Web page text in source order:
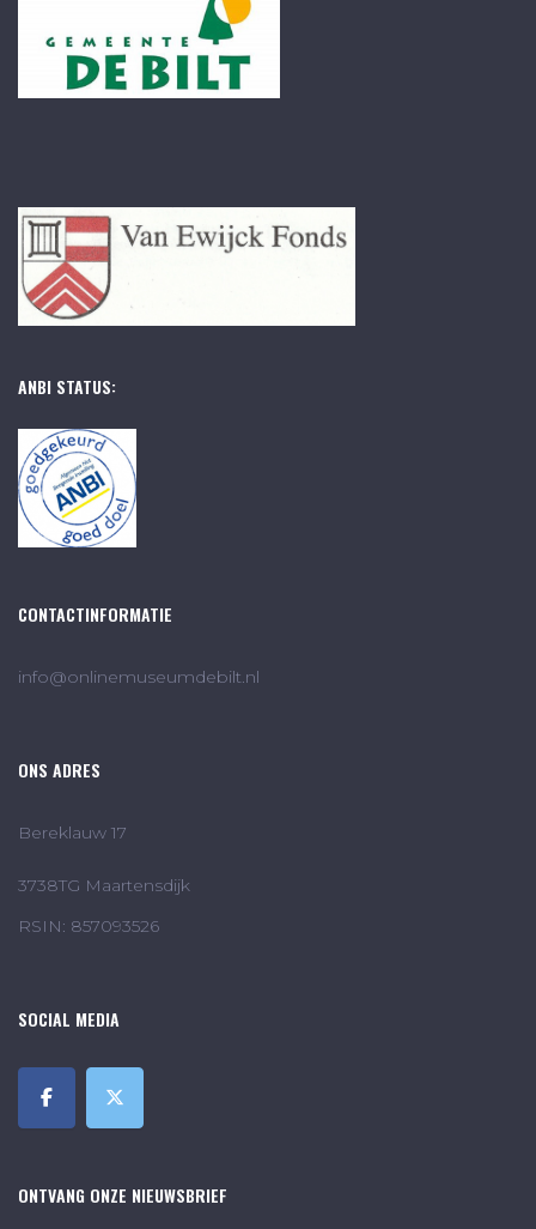
ANBI STATUS:
CONTACTINFORMATIE
info@onlinemuseumdebilt.nl
ONS ADRES
Bereklauw 17
3738TG Maartensdijk
RSIN: 857093526
SOCIAL MEDIA
ONTVANG ONZE NIEUWSBRIEF